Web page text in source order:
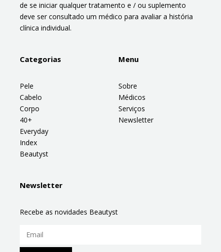
de se iniciar qualquer tratamento e / ou suplemento
deve ser consultado um médico para avaliar a história
clínica individual.
Categorias
Pele
Cabelo
Corpo
40+
Everyday
Index
Beautyst
Menu
Sobre
Médicos
Serviços
Newsletter
Newsletter
Recebe as novidades Beautyst